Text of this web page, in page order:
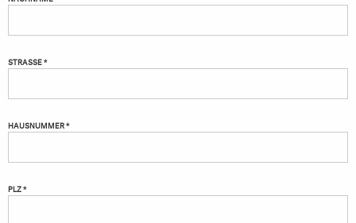
STRASSE *
HAUSNUMMER *
PLZ *